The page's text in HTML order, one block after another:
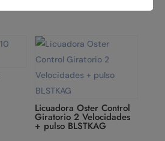
Licuadora Oster Control
Giratorio 2 Velocidades
+ pulso BLSTKAG